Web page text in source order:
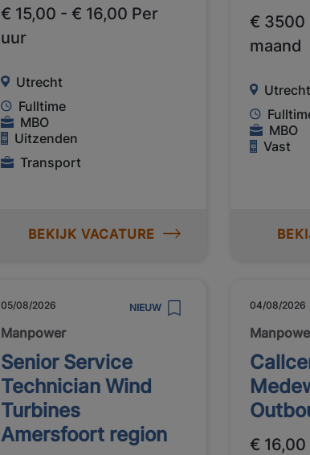
€ 15,00 - € 16,00 Per
uur
Utrecht
Fulltime
MBO
Uitzenden
Transport
BEKIJK VACATURE
€ 3500
maand
Utrecht
MBO
Vast
05/08/2026 NIEUW
Manpower
Senior Service
Technician Wind
Turbines
Amersfoort region
04/08/2026
€